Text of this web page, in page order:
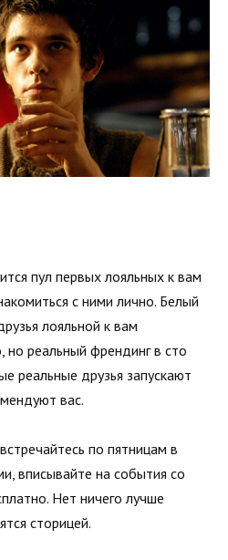
пул первых лояльных к вам
с ними лично. Белый
лояльной к вам
реальный френдинг в сто
реальные друзья запускают
вас.
по пятницам в
вписывайте на события со
Нет ничего лучше
сторицей.